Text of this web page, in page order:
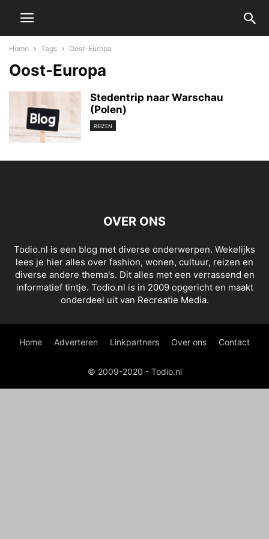
Home Tags Oost-Europa
Oost-Europa
Stedentrip naar Warschau
(Polen)
REIZEN
OVER ONS
Todio.nl is een blog met diverse onderwerpen. Wekelijks
lees je hier alles over fashion, wonen, cultuur, reizen en
diverse andere thema's. Dit alles met een verrassend en
informatief tintje. Todio.nl is in 2009 opgericht en maakt
onderdeel uit van Recreatie Media.
Home Adverteren Linkpartners Over ons Contact
© 2009-2020 - Todio.nl